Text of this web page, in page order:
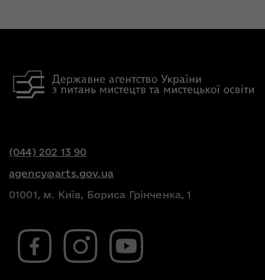
(044) 202 13 90
agency@arts.gov.ua
01001, м. Київ, Бориса Грінченка, 1